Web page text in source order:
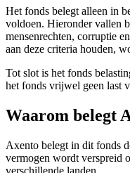
Het fonds belegt alleen in
voldoen. Hieronder vallen
mensenrechten, corruptie
aan deze criteria houden,
Tot slot is het fonds
het fonds vrijwel geen last
Waarom belegt
Axento belegt in dit fonds
vermogen wordt verspreid